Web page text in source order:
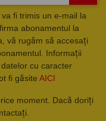
va fi trimis un e-mail la
abonamentul la
vă rugăm să accesați
Informații
cu caracter
fi găsite AICI
moment. Dacă doriți